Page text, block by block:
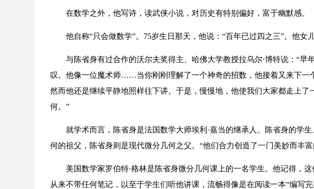
在数学之外，他写诗，读武侠小说，对历史有特别偏好，富于幽默感。
他自称“只会做数学”。75岁生日那天，他说：“百年已过四之三”。他女
与陈省身有过合作的沃尔夫奖得主、哈佛大学教授拉乌尔·博特说：“早
叹。他像一位魔术师……当你刚刚理解了一个神奇的招数，他接着又来下一
然而他还是继续平静地照样往下讲。于是，慢慢地，他使我们大家都走上
何。”
就学术而言，陈省身是法国数学大师埃利·嘉当的继承人。陈省身的学生
何的祖父，陈省身则是现代微分几何之父。“他们合力创造了一门美妙而丰
美国数学家罗伯特·格林是陈省身微分几何课上的一名学生。他记得，这
从来不带任何笔记，以至于学生们听他讲课，流畅得像是在阅读一本“编写